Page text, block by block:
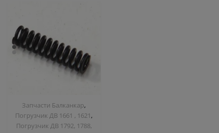
Запчасти Балканкар,
Погрузчик ДВ 1661 , 1621,
Погрузчик ДВ 1792, 1788,